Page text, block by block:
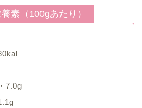
素（100gあたり）
7.0g